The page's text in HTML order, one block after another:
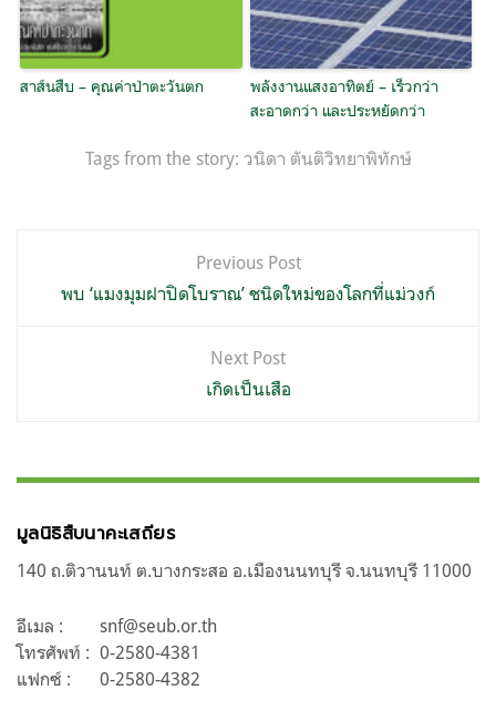
สาส์นสืบ – คุณค่าป่าตะวันตก
พลังงานแสงอาทิตย์ – เร็วกว่า
สะอาดกว่า และประหยัดกว่า
Tags from the story: วนิดา ตันติวิทยาพิทักษ์
เรื่อง
Previous Post
พบ ‘แมงมุมฝาปิดโบราณ’ ชนิดใหม่ของโลกที่แม่วงก์
Next Post
เกิดเป็นเสือ
มูลนิธิสืบนาคะเสถียร
140 ถ.ติวานนท์ ต.บางกระสอ อ.เมืองนนทบุรี จ.นนทบุรี 11000
อีเมล :
snf@seub.or.th
โทรศัพท์ : 0-2580-4381
แฟกซ์ :
0-2580-4382